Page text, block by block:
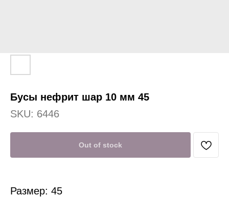
Бусы нефрит шар 10 мм 45
SKU: 6446
Out of stock
Размер: 45